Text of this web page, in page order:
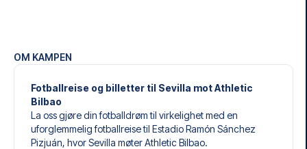
OM KAMPEN
Fotballreise og billetter til Sevilla mot Athletic
Bilbao
La oss gjøre din fotballdrøm til virkelighet med en
uforglemmelig fotballreise til Estadio Ramón Sánchez
Pizjuán, hvor Sevilla møter Athletic Bilbao.